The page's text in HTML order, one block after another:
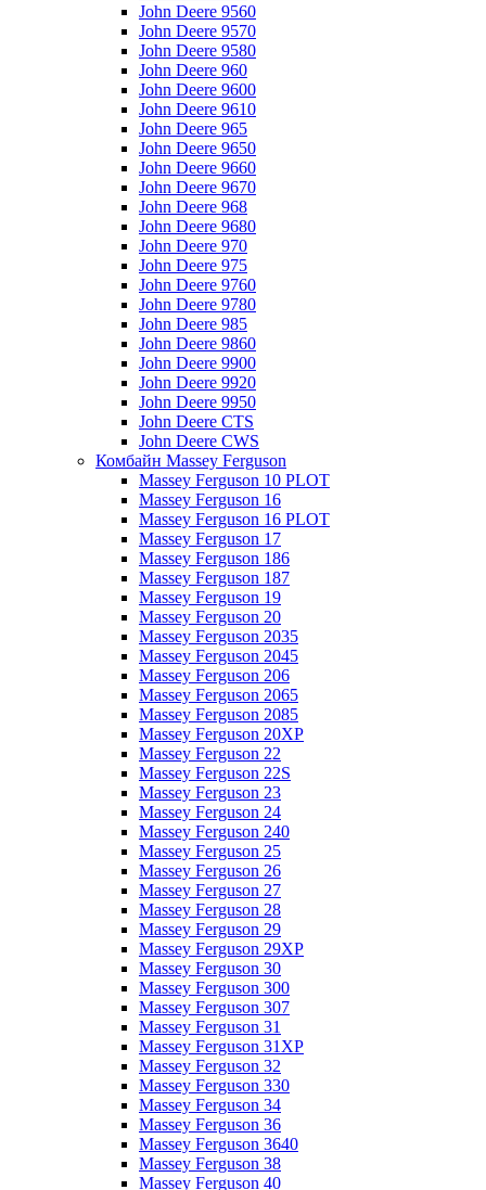
John Deere 9560
John Deere 9570
John Deere 9580
John Deere 960
John Deere 9600
John Deere 9610
John Deere 965
John Deere 9650
John Deere 9660
John Deere 9670
John Deere 968
John Deere 9680
John Deere 970
John Deere 975
John Deere 9760
John Deere 9780
John Deere 985
John Deere 9860
John Deere 9900
John Deere 9920
John Deere 9950
John Deere CTS
John Deere CWS
Комбайн Massey Ferguson
Massey Ferguson 10 PLOT
Massey Ferguson 16
Massey Ferguson 16 PLOT
Massey Ferguson 17
Massey Ferguson 186
Massey Ferguson 187
Massey Ferguson 19
Massey Ferguson 20
Massey Ferguson 2035
Massey Ferguson 2045
Massey Ferguson 206
Massey Ferguson 2065
Massey Ferguson 2085
Massey Ferguson 20XP
Massey Ferguson 22
Massey Ferguson 22S
Massey Ferguson 23
Massey Ferguson 24
Massey Ferguson 240
Massey Ferguson 25
Massey Ferguson 26
Massey Ferguson 27
Massey Ferguson 28
Massey Ferguson 29
Massey Ferguson 29XP
Massey Ferguson 30
Massey Ferguson 300
Massey Ferguson 307
Massey Ferguson 31
Massey Ferguson 31XP
Massey Ferguson 32
Massey Ferguson 330
Massey Ferguson 34
Massey Ferguson 36
Massey Ferguson 3640
Massey Ferguson 38
Massey Ferguson 40